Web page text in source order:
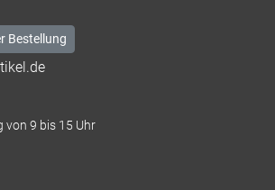
Bestellung
von 9 bis 15 Uhr